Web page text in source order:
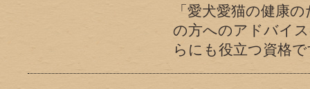
「愛犬愛猫の健康
の方へのアドバイ
らにも役立つ資格